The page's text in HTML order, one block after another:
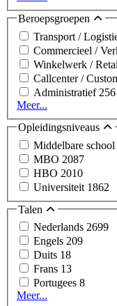
Beroepsgroepen
Transport /
Commercieel /
Winkelwerk /
Callcenter /
Administratief 256
Meer...
Opleidingsniveaus
Middelbare school
MBO 2087
HBO 2010
Universiteit 1862
Talen
Nederlands 2699
Engels 209
Duits 18
Frans 13
Portugees 8
Meer...